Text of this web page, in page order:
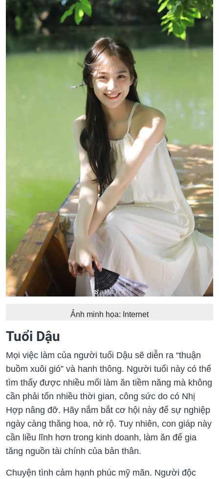
Ảnh minh họa: Internet
Tuổi Dậu
Mọi việc làm của người tuổi Dậu sẽ diễn ra “thuận
buồm xuôi gió” và hanh thông. Người tuổi này có thể
tìm thấy được nhiều mối làm ăn tiềm năng mà không
cần phải tốn nhiều thời gian, công sức do có Nhị
Hợp nâng đỡ. Hãy nắm bắt cơ hội này để sự nghiệp
ngày càng thăng hoa, nở rộ. Tuy nhiên, con giáp này
cần liều lĩnh hơn trong kinh doanh, làm ăn để gia
tăng nguồn tài chính của bản thân.
Chuyện tình cảm hạnh phúc mỹ mãn. Người độc